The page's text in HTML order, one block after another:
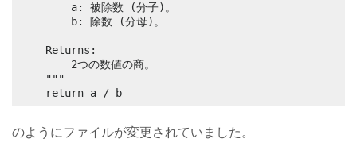
        a: 被除数 (分子)。
        b: 除数 (分母)。
    Returns:
        2つの数値の商。
    """
    return a / b
のようにファイルが変更されていました。